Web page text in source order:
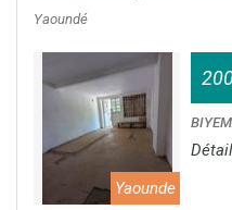
Yaoundé
Yaounde